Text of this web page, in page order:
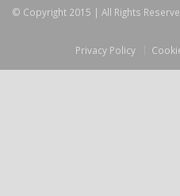
© Copyright 2015 | All Rights
Privacy Policy